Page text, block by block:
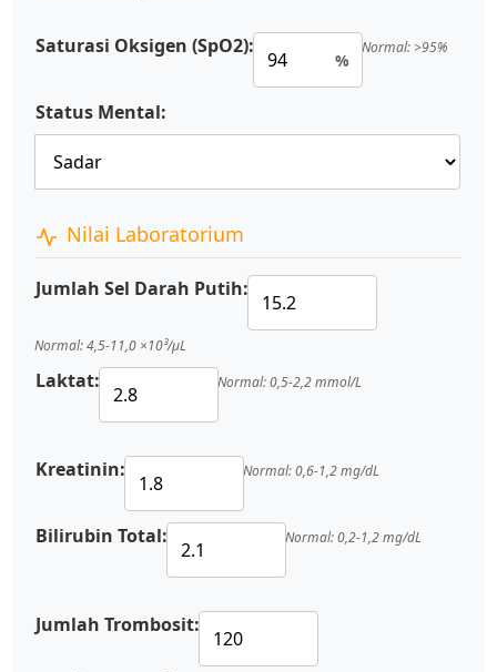
Saturasi Oksigen (SpO2):
%
Normal: >95%
Status Mental:
Nilai Laboratorium
Jumlah Sel Darah Putih:
Normal: 4,5-11,0 ×10³/μL
Laktat: Normal: 0,5-2,2 mmol/L
Kreatinin: Normal: 0,6-1,2 mg/dL
Bilirubin Total: Normal: 0,2-1,2 mg/dL
Jumlah Trombosit: